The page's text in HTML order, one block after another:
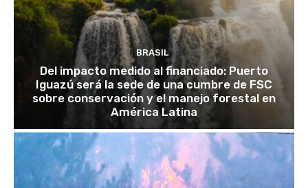
BRASIL
Del impacto medido al financiado: Puerto
Iguazú será la sede de una cumbre de FSC
sobre conservación y el manejo forestal en
América Latina